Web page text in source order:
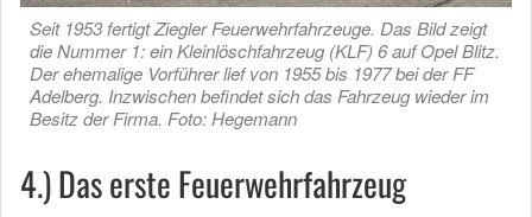
Seit 1953 fertigt Ziegler Feuerwehrfahrzeuge. Das Bild zeigt
die Nummer 1: ein Kleinlöschfahrzeug (KLF) 6 auf Opel Blitz.
Der ehemalige Vorführer lief von 1955 bis 1977 bei der FF
Adelberg. Inzwischen befindet sich das Fahrzeug wieder im
Besitz der Firma. Foto: Hegemann
4.) Das erste Feuerwehrfahrzeug